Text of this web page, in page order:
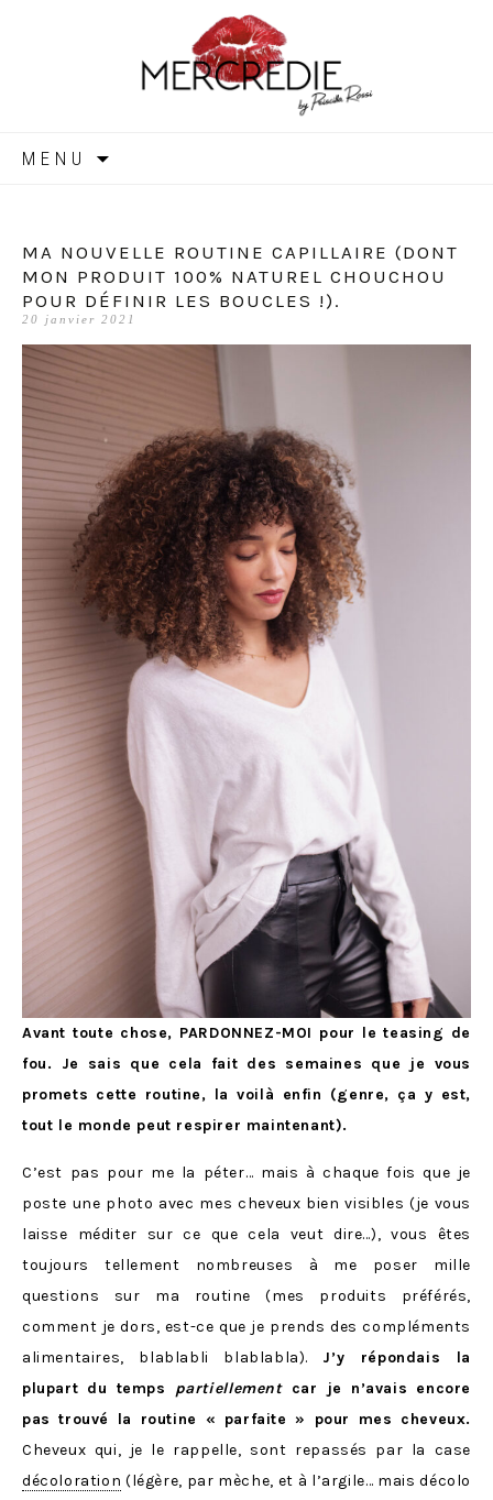
MERCREDIE
MENU
MA NOUVELLE ROUTINE CAPILLAIRE (DONT
MON PRODUIT 100% NATUREL CHOUCHOU
POUR DÉFINIR LES BOUCLES !).
20 janvier 2021
Avant toute chose, PARDONNEZ-MOI pour le teasing de
fou. Je sais que cela fait des semaines que je vous
promets cette routine, la voilà enfin (genre, ça y est,
tout le monde peut respirer maintenant).
C’est pas pour me la péter… mais à chaque fois que je
poste une photo avec mes cheveux bien visibles (je vous
laisse méditer sur ce que cela veut dire…), vous êtes
toujours tellement nombreuses à me poser mille
questions sur ma routine (mes produits préférés,
comment je dors, est-ce que je prends des compléments
alimentaires, blablabli blablabla). J’y répondais la
plupart du temps partiellementcar je n’avais encore
pas trouvé la routine « parfaite » pour mes cheveux.
Cheveux qui, je le rappelle, sont repassés par la case
décoloration (légère, par mèche, et à l’argile… mais décolo